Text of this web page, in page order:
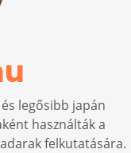
legősibb japán
használták a
felkutatására.